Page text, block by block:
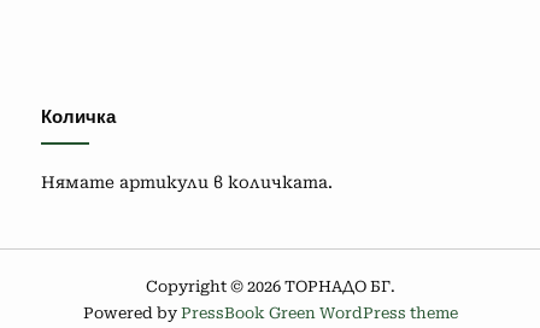
Количка
Нямате артикули в количката.
Copyright © 2026 ТОРНАДО БГ.
Powered by PressBook Green WordPress theme